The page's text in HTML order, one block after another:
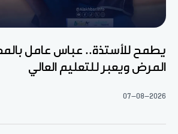
يطمح للأستذة.. عباس عامل
المرض ويعبر للتعليم العالي
07-08-2026